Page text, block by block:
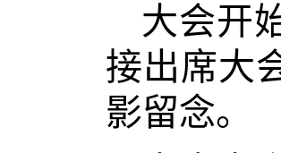
大会开
接出席大
影留念。